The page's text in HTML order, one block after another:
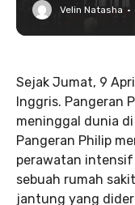
Velin Natasha ·
Sejak Jumat, 9
Inggris. Pangeran
meninggal dunia
Pangeran Philip
perawatan intensif
sebuah rumah
jantung yang